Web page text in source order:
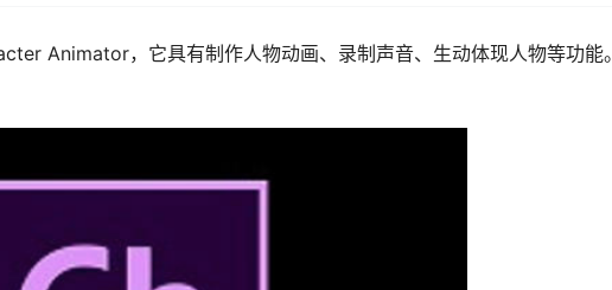
Animator，它具有制作人物动画、录制声音、生动体现人物等功能。